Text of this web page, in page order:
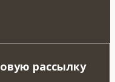
рассылку